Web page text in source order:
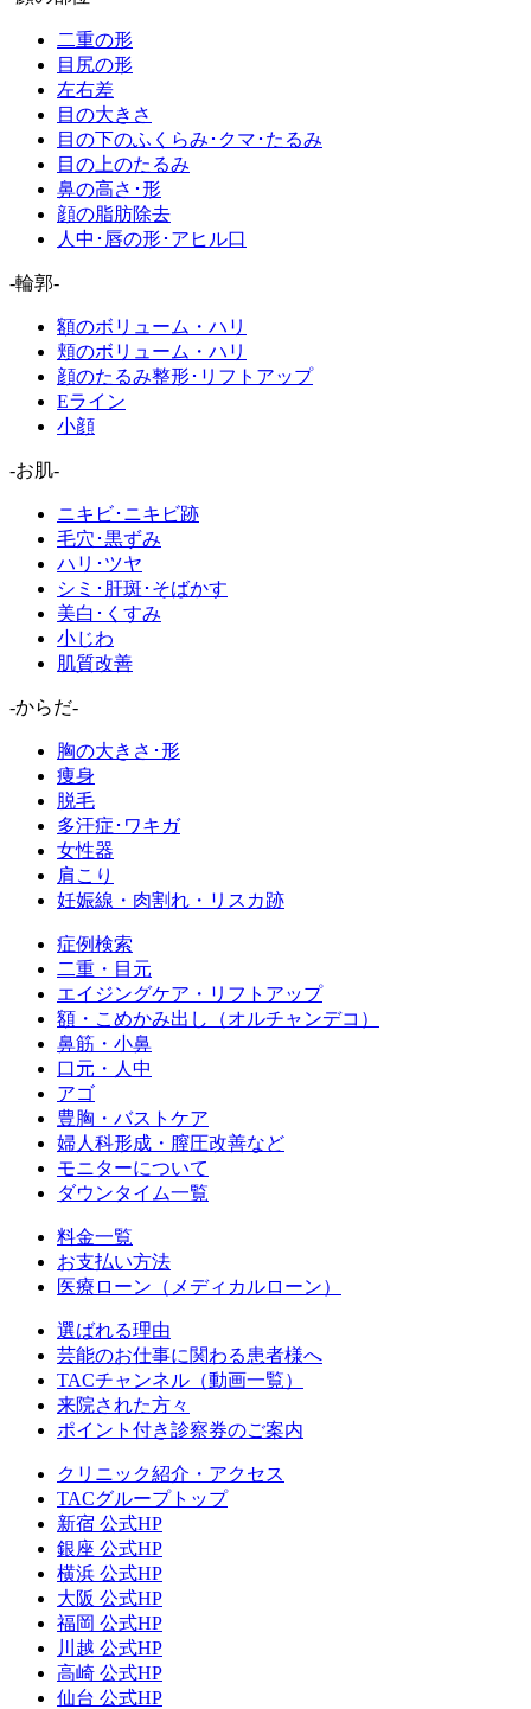
二重の形
目尻の形
左右差
目の大きさ
目の下のふくらみ･クマ･たるみ
目の上のたるみ
鼻の高さ･形
顔の脂肪除去
人中･唇の形･アヒル口
-輪郭-
額のボリューム・ハリ
頬のボリューム・ハリ
顔のたるみ整形･リフトアップ
Eライン
小顔
-お肌-
ニキビ･ニキビ跡
毛穴･黒ずみ
ハリ･ツヤ
シミ･肝斑･そばかす
美白･くすみ
小じわ
肌質改善
-からだ-
胸の大きさ･形
痩身
脱毛
多汗症･ワキガ
女性器
肩こり
妊娠線・肉割れ・リスカ跡
症例検索
二重・目元
エイジングケア・リフトアップ
額・こめかみ出し（オルチャンデコ）
鼻筋・小鼻
口元・人中
アゴ
豊胸・バストケア
婦人科形成・膣圧改善など
モニターについて
ダウンタイム一覧
料金一覧
お支払い方法
医療ローン（メディカルローン）
選ばれる理由
芸能のお仕事に関わる患者様へ
TACチャンネル（動画一覧）
来院された方々
ポイント付き診察券のご案内
クリニック紹介・アクセス
TACグループトップ
新宿 公式HP
銀座 公式HP
横浜 公式HP
大阪 公式HP
福岡 公式HP
川越 公式HP
高崎 公式HP
仙台 公式HP